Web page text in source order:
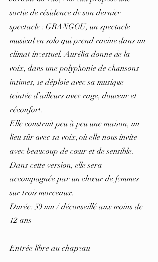
sortie de résidence de son dernier
spectacle : GRANGOU, un spectacle
musical en solo qui prend racine dans un
climat incestuel. Aurélia donne de la
voix, dans une polyphonie de chansons
intimes, se déploie avec sa musique
teintée d’ailleurs avec rage, douceur et
réconfort.
Elle construit peu à peu une maison, un
lieu sûr avec sa voix, où elle nous invite
avec beaucoup de cœur et de sensible.
Dans cette version, elle sera
accompagnée par un chœur de femmes
sur trois morceaux.
Durée: 50 mn / déconseillé aux moins de
12 ans
Entrée libre au chapeau